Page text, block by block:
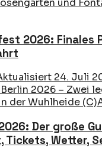
2026: Finales
24. Juli
Der große
Tickets, Wetter,